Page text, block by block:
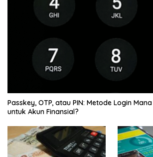
Passkey, OTP, atau PIN: Metode Login
untuk Akun Finansial?